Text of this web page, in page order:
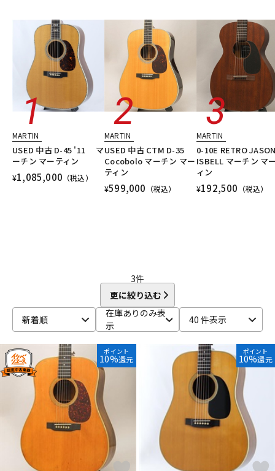
DJ機器
DTM オンライン納品 レコーディング機器
配信/ライブ機器 楽器アクセサリ
中古
MARTIN
USED 中古 D-45 '11 マ
ーチン マーティン
¥1,085,000 （税込）
MARTIN
USED 中古 CTM D-35
Cocobolo マーチン マー
ティン
¥599,000 （税込）
MARTIN
0-10E RETRO
ISBELL マーチン マ
ィン
¥192,500 （税込）
3件
更に絞り込む
新着順
在庫ありのみ表
示
40 件表示
ポイント
10%還元
ポイント
10%還元